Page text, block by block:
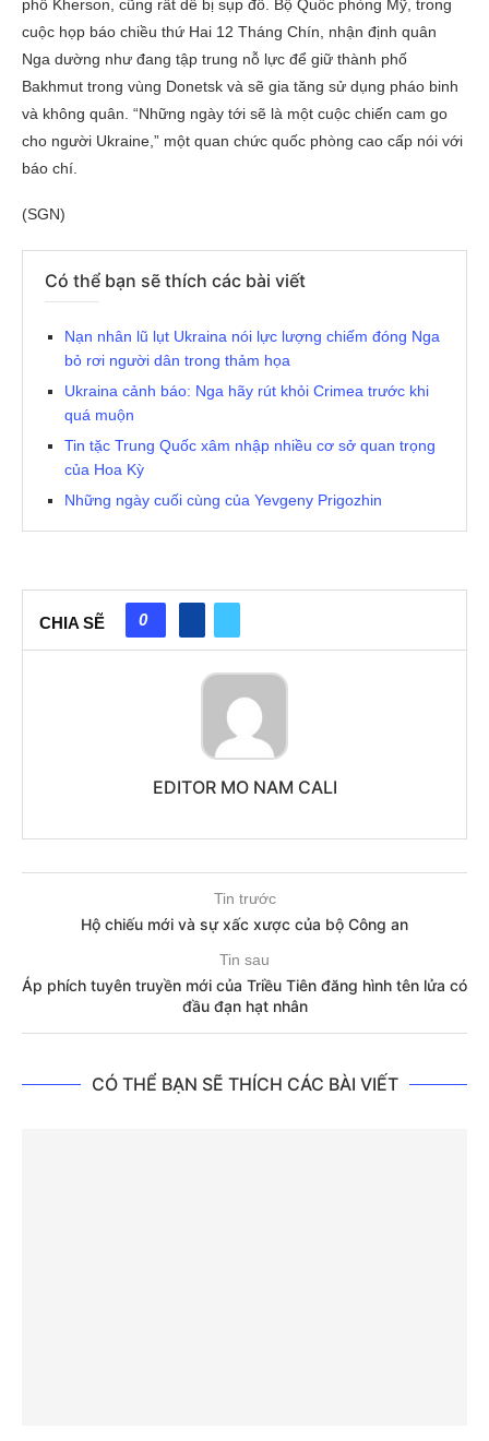
phố Kherson, cũng rất dễ bị sụp đổ. Bộ Quốc phòng Mỹ, trong
cuộc họp báo chiều thứ Hai 12 Tháng Chín, nhận định quân
Nga dường như đang tập trung nỗ lực để giữ thành phố
Bakhmut trong vùng Donetsk và sẽ gia tăng sử dụng pháo binh
và không quân. “Những ngày tới sẽ là một cuộc chiến cam go
cho người Ukraine,” một quan chức quốc phòng cao cấp nói với
báo chí.
(SGN)
Có thể bạn sẽ thích các bài viết
Nạn nhân lũ lụt Ukraina nói lực lượng chiếm đóng Nga
bỏ rơi người dân trong thảm họa
Ukraina cảnh báo: Nga hãy rút khỏi Crimea trước khi
quá muộn
Tin tặc Trung Quốc xâm nhập nhiều cơ sở quan trọng
của Hoa Kỳ
Những ngày cuối cùng của Yevgeny Prigozhin
CHIA SẼ 0
EDITOR MO NAM CALI
Tin trước
Hộ chiếu mới và sự xấc xược của bộ Công an
Tin sau
Áp phích tuyên truyền mới của Triều Tiên đăng hình tên lửa có
đầu đạn hạt nhân
CÓ THỂ BẠN SẼ THÍCH CÁC BÀI VIẾT